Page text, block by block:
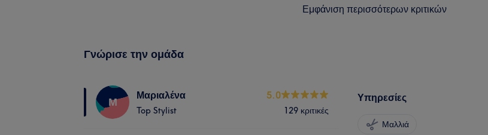
Εμφάνιση περισσότερων κριτικών
Γνώρισε την ομάδα
Μ Μαριαλένα
Top Stylist
5.0
129 κριτικές
Υπηρεσίες
Μαλλιά